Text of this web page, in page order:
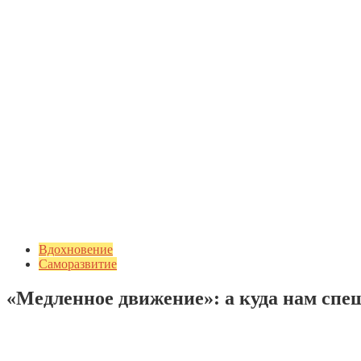
Вдохновение
Саморазвитие
«Медленное движение»: а куда нам